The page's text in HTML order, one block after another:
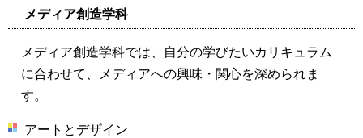
メディア創造学科
メディア創造学科では、自分の学びたいカリキュラム
に合わせて、メディアへの興味・関心を深められま
す。
アートとデザイン